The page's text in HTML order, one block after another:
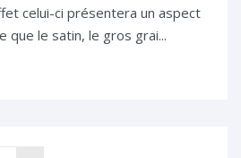
celui-ci présentera un aspect
que le satin, le gros grai...